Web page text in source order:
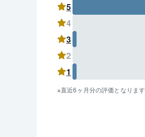
5
4
3
2
1
直近6ヶ月分の評価となります